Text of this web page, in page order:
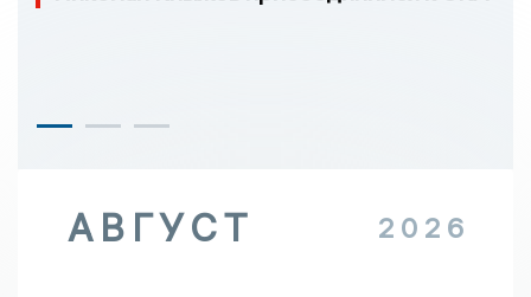
АВГУСТ 2026